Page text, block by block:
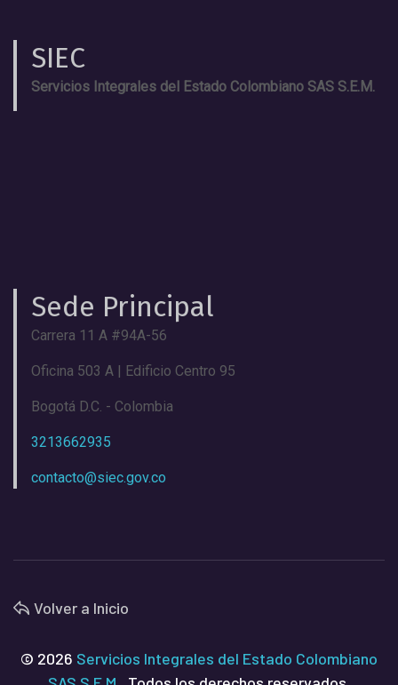
SIEC
Servicios Integrales del Estado Colombiano SAS S.E.M.
Sede Principal
Carrera 11 A #94A-56
Oficina 503 A | Edificio Centro 95
Bogotá D.C. - Colombia
3213662935
contacto@siec.gov.co
Volver a Inicio
© 2026 Servicios Integrales del Estado Colombiano